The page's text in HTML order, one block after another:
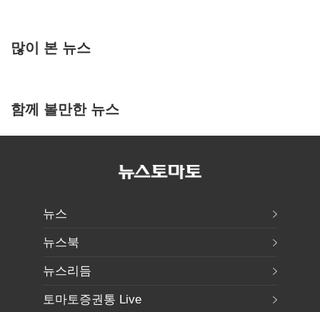
많이 본 뉴스
함께 볼만한 뉴스
뉴스
뉴스북
뉴스리듬
토마토증권통 Live